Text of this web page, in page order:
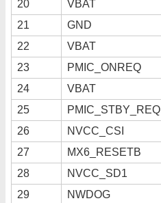
20
VBAT
21
GND
22
VBAT
23
PMIC_ONREQ
24
VBAT
25
PMIC_STBY_REQ
26
NVCC_CSI
27
MX6_RESETB
28
NVCC_SD1
29
NWDOG